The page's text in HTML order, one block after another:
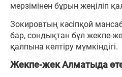
мерзімінен бұрын жеңіліп
Зокировтың кәсіпқой
бар, сондықтан бұл жекпе-
қалпына келтіру мүмкіндігі.
Жекпе-жек Алматыда